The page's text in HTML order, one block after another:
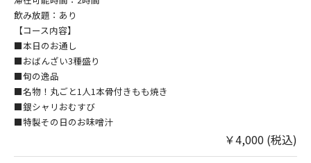
飲み放題：あり
【コース内容】
■本日のお通し
■おばんざい3種盛り
■旬の逸品
■名物！丸ごと1人1本骨付きもも焼き
■銀シャリおむすび
■特製その日のお味噌汁
￥4,000 (税込)